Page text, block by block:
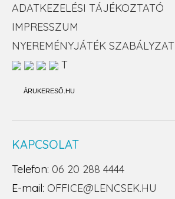
ADATKEZELÉSI TÁJÉKOZTATÓ
IMPRESSZUM
NYEREMÉNYJÁTÉK SZABÁLYZAT
T
ÁRUKERESŐ.HU
KAPCSOLAT
Telefon: 06 20 288 4444
E-mail: OFFICE@LENCSEK.HU